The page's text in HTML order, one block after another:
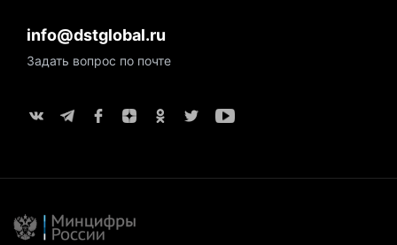
info@dstglobal.ru
Задать вопрос по почте